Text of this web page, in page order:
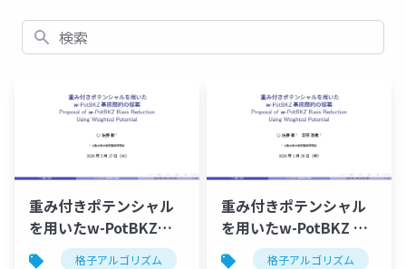
検索
重み付きポテンシャル
を用いたw-PotBKZの
提案
格子アルゴリズム 格子基底簡約 数学
重み付きポテンシャル
を用いたw-PotBKZ 基
底簡約の提案格子アルゴリズム